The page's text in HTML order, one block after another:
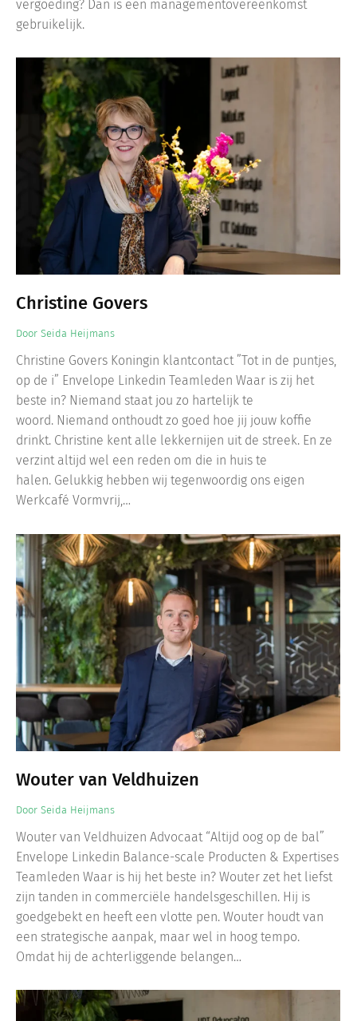
vergoeding? Dan is een managementovereenkomst
gebruikelijk.
Christine Govers
Door Seida Heijmans
Christine Govers Koningin klantcontact ”Tot in de puntjes,
op de i” Envelope Linkedin Teamleden Waar is zij het
beste in? Niemand staat jou zo hartelijk te
woord. Niemand onthoudt zo goed hoe jij jouw koffie
drinkt. Christine kent alle lekkernijen uit de streek. En ze
verzint altijd wel een reden om die in huis te
halen. Gelukkig hebben wij tegenwoordig ons eigen
Werkcafé Vormvrij,…
Wouter van Veldhuizen
Door Seida Heijmans
Wouter van Veldhuizen Advocaat “Altijd oog op de bal”
Envelope Linkedin Balance-scale Producten & Expertises
Teamleden Waar is hij het beste in? Wouter zet het liefst
zijn tanden in commerciële handelsgeschillen. Hij is
goedgebekt en heeft een vlotte pen. Wouter houdt van
een strategische aanpak, maar wel in hoog tempo.
Omdat hij de achterliggende belangen…